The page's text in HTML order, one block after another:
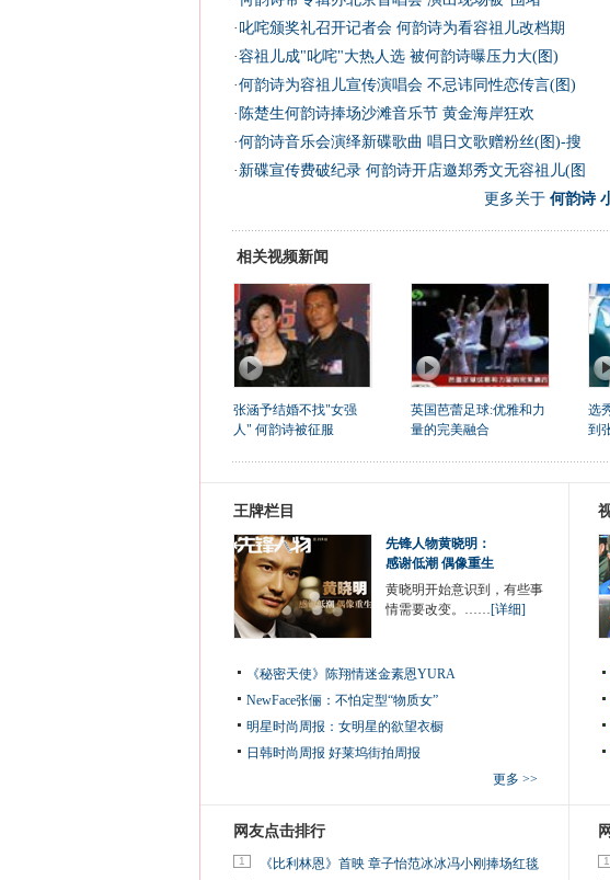
· 叱咤颁奖礼召开记者会 何韵诗为看容祖儿改档期
·容祖儿成"叱咤"大热人选 被何韵诗曝压力大(图)
·何韵诗为容祖儿宣传演唱会 不忌讳同性恋传言(图)
· 陈楚生何韵诗捧场沙滩音乐节 黄金海岸狂欢
·何韵诗音乐会演绎新碟歌曲 唱日文歌赠粉丝(图)-搜
· 新碟宣传费破纪录 何韵诗开店邀郑秀文无容祖儿(图
更多关于 何韵诗
相关视频新闻
张涵予结婚不找"女强
人" 何韵诗被征服
英国芭蕾足球:优雅和力
量的完美融合
选
到
王牌栏目
先锋人物黄晓明：
感谢低潮 偶像重生
黄晓明开始意识到，有些事
情需要改变。……[详细]
《秘密天使》陈翔情迷金素恩YURA
NewFace张俪：不怕定型“物质女”
明星时尚周报：女明星的欲望衣橱
日韩时尚周报 好莱坞街拍周报
更多 >>
网友点击排行
1 《比利林恩》首映 章子怡范冰冰冯小刚捧场红毯 1